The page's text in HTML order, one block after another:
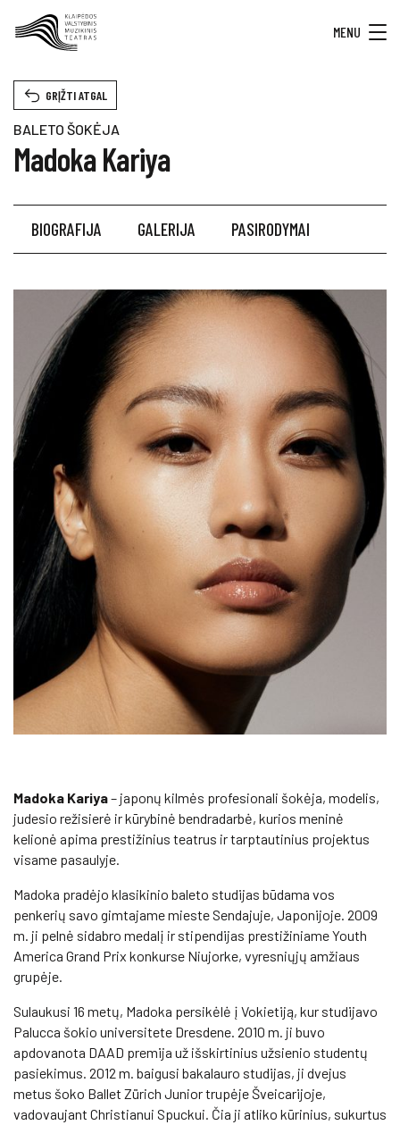
MENU
BALETO ŠOKĖJA
Madoka Kariya
GRĮŽTI ATGAL
BIOGRAFIJA GALERIJA PASIRODYMAI
Madoka Kariya– japonų kilmės profesionali šokėja, modelis,
judesio režisierė ir kūrybinė bendradarbė, kurios meninė
kelionė apima prestižinius teatrus ir tarptautinius projektus
visame pasaulyje.
Madoka pradėjo klasikinio baleto studijas būdama vos
penkerių savo gimtajame mieste Sendajuje, Japonijoje. 2009
m. ji pelnė sidabro medalį ir stipendijas prestižiniame Youth
America Grand Prix konkurse Niujorke, vyresniųjų amžiaus
grupėje.
Sulaukusi 16 metų, Madoka persikėlė į Vokietiją, kur studijavo
Palucca šokio universitete Dresdene. 2010 m. ji buvo
apdovanota DAAD premija už išskirtinius užsienio studentų
pasiekimus. 2012 m. baigusi bakalauro studijas, ji dvejus
metus šoko Ballet Zürich Junior trupėje Šveicarijoje,
vadovaujant Christianui Spuckui. Čia ji atliko kūrinius, sukurtus